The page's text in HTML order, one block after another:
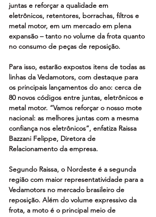
juntas e reforçar a qualidade em
eletrônicos, retentores, borrachas, filtros e
metal motor, em um mercado em plena
expansão – tanto no volume da frota quanto
no consumo de peças de reposição.
Para isso, estarão expostos itens de todas as
linhas da Vedamotors, com destaque para
os principais lançamentos do ano: cerca de
80 novos códigos entre juntas, eletrônicos e
metal motor. “Vamos reforçar o nosso mote
nacional: as melhores juntas com a mesma
confiança nos eletrônicos”, enfatiza Raissa
Bazzani Felippe, Diretora de
Relacionamento da empresa.
Segundo Raissa, o Nordeste é a segunda
região com maior representatividade para a
Vedamotors no mercado brasileiro de
reposição. Além do volume expressivo da
frota, a moto é o principal meio de